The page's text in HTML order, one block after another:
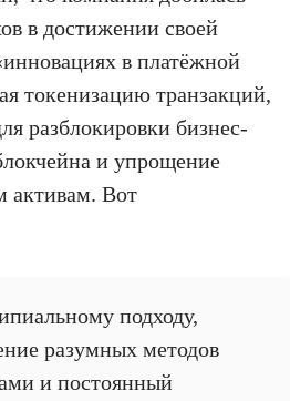
в достижении своей
в платёжной
токенизацию транзакций,
разблокировки бизнес-
и упрощение
активам. Вот
подходу,
разумных методов
и постоянный